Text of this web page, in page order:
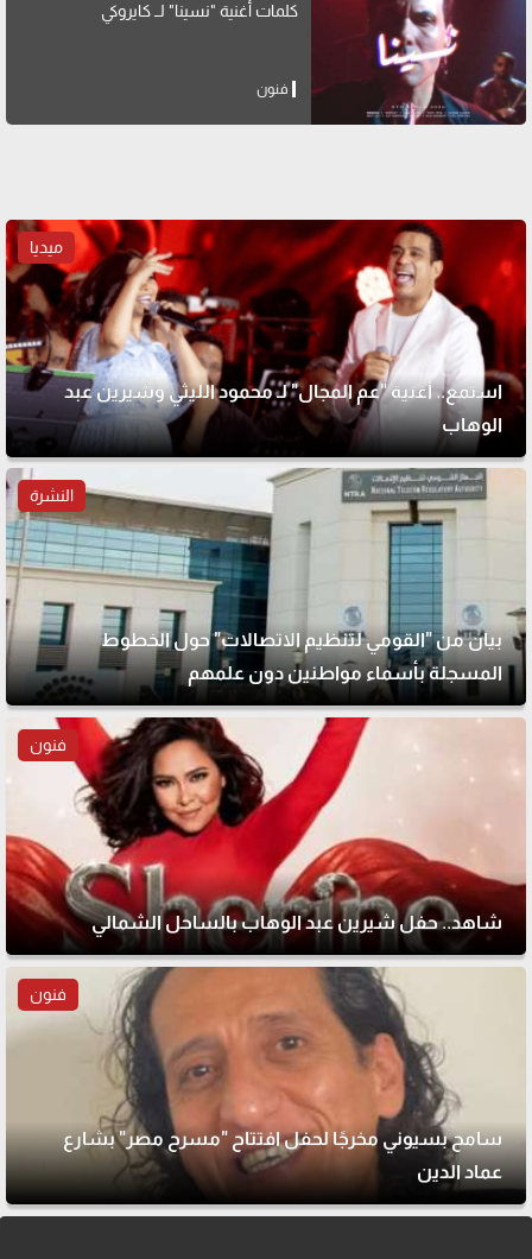
كلمات أغنية "نسينا" لــ كايروكي
فنون
ميديا
استمع.. أغنية "عم المجال" لـ محمود الليثي وشيرين عبد
الوهاب
النشرة
بيان من "القومي لتنظيم الاتصالات" حول الخطوط
المسجلة بأسماء مواطنين دون علمهم
فنون
شاهد.. حفل شيرين عبد الوهاب بالساحل الشمالي
فنون
سامح بسيوني مخرجًا لحفل افتتاح "مسرح مصر" بشارع
عماد الدين